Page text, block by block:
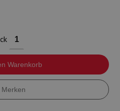
Warenkorb
Merken